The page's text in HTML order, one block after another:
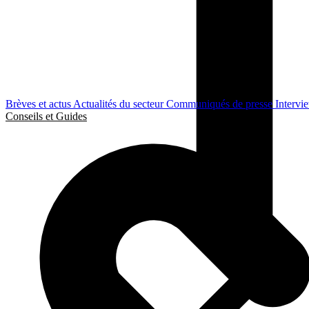
Brèves et actus Actualités du secteurCommuniqués de presse
Conseils et Guides